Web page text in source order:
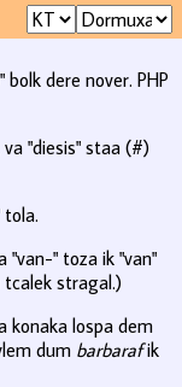
dere nover. PHP
"diesis" staa (#)
"van-" toza ik "van"
tcalek stragal.)
konaka lospa dem
dum barbarafik